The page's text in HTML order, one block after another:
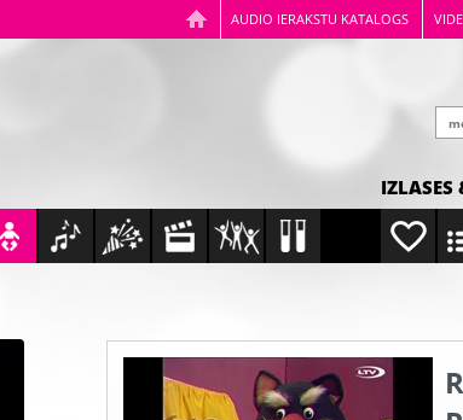
AUDIO IERAKSTU KATALOGS
IZLASES